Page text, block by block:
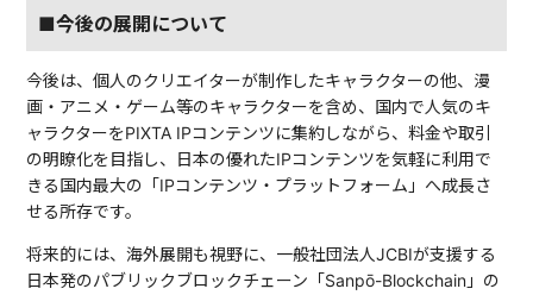
■今後の展開について
今後は、個人のクリエイターが制作したキャラクターの他、漫
画・アニメ・ゲーム等のキャラクターを含め、国内で人気のキ
ャラクターをPIXTA IPコンテンツに集約しながら、料金や取引
の明瞭化を目指し、日本の優れたIPコンテンツを気軽に利用で
きる国内最大の「IPコンテンツ・プラットフォーム」へ成長さ
せる所存です。
将来的には、海外展開も視野に、一般社団法人JCBIが支援する
日本発のパブリックブロックチェーン「Sanpō-Blockchain」の